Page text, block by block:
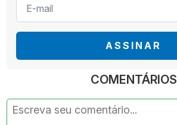
mail
ASSINAR
COMENTÁRIOS